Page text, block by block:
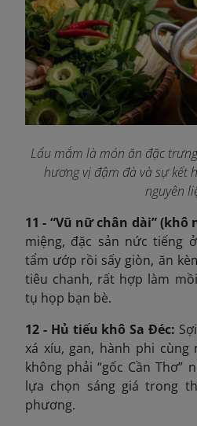
Lẩu mắm là món ăn đặc
hương vị đậm đà và sự kết
nguyên
11 - “Vũ nữ chân dài” (khô
miệng, đặc sản nức tiếng
tẩm ướp rồi sấy giòn, ăn
tiêu chanh, rất hợp làm
tụ họp bạn bè.
12 - Hủ tiếu khô Sa Đéc:
xá xíu, gan, hành phi cùng
không phải “gốc Cần Thơ”
lựa chọn sáng giá trong
phương.